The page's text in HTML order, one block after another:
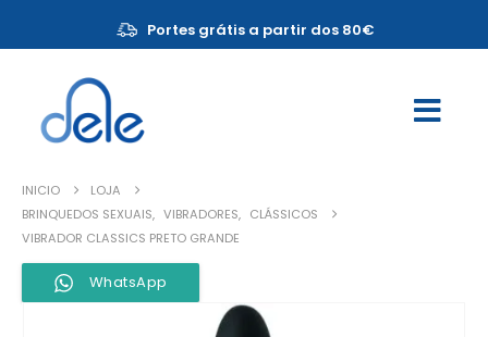
Portes grátis a partir dos 80€
INICIO
LOJA
BRINQUEDOS SEXUAIS, VIBRADORES, CLÁSSICOS
VIBRADOR CLASSICS PRETO GRANDE
WhatsApp